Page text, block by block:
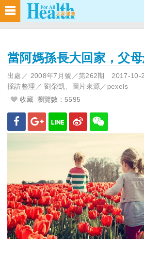
當阿媽孫長大回家，父
出處／ 2008年7月號／第262期 2017-10-
採訪整理／ 劉榮凱、圖片來源／pexels
收藏 瀏覽數 : 5595